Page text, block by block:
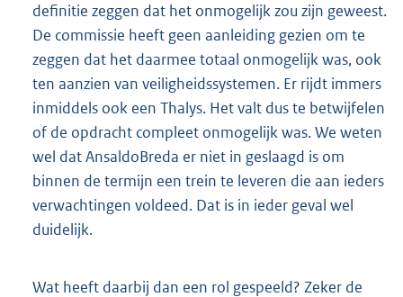
definitie zeggen dat het onmogelijk zou zijn geweest.
De commissie heeft geen aanleiding gezien om te
zeggen dat het daarmee totaal onmogelijk was, ook
ten aanzien van veiligheidssystemen. Er rijdt immers
inmiddels ook een Thalys. Het valt dus te betwijfelen
of de opdracht compleet onmogelijk was. We weten
wel dat AnsaldoBreda er niet in geslaagd is om
binnen de termijn een trein te leveren die aan ieders
verwachtingen voldeed. Dat is in ieder geval wel
duidelijk.
Wat heeft daarbij dan een rol gespeeld? Zeker de